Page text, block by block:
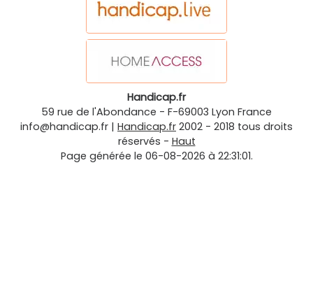
Handicap.fr
59 rue de l'Abondance - F-69003 Lyon France
info@handicap.fr | Handicap.fr 2002 - 2018 tous droits
réservés - Haut
Page générée le 06-08-2026 à 22:31:01.